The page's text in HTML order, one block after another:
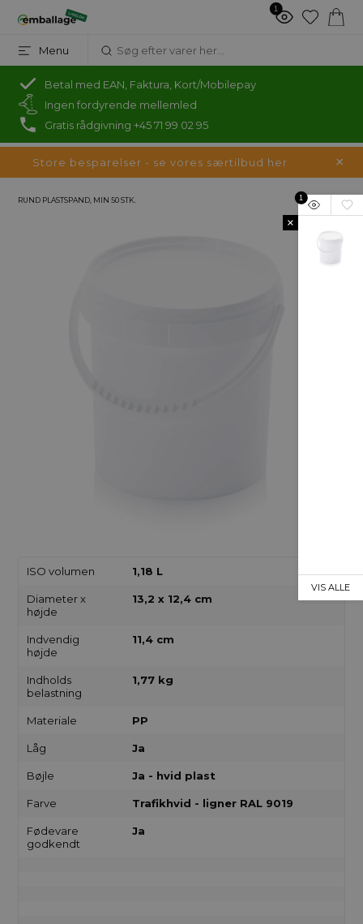
1
Menu
Betal med EAN, Faktura, Kort/Mobilepay
Ingen fordyrende mellemled
Gratis rådgivning +45 71 99 02 95
Store besparelser - se vores særtilbud her
RUND PLASTSPAND, MIN 50 STK.
ISO volumen 1,18 L
Diameter x
højde
13,2 x 12,4 cm
Indvendig
højde
11,4 cm
Indholds
belastning
1,77 kg
Materiale PP
Låg Ja
Bøjle Ja - hvid plast
Farve Trafikhvid - ligner RAL 9019
Fødevare
godkendt
Ja
1
×
VIS ALLE